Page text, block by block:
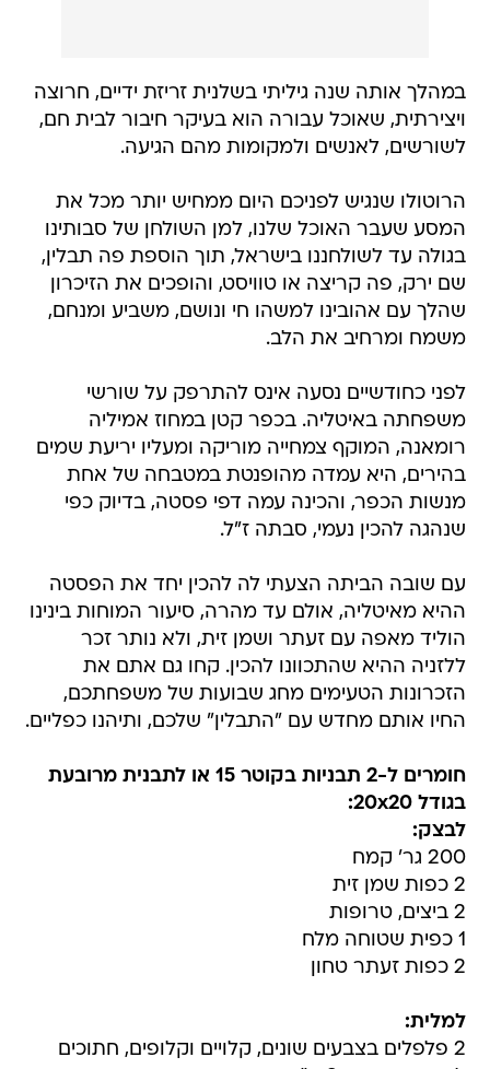
במהלך אותה שנה גיליתי בשלנית זריזת ידיים, חרוצה
ויצירתית, שאוכל עבורה הוא בעיקר חיבור לבית חם,
לשורשים, לאנשים ולמקומות מהם הגיעה.
הרוטולו שנגיש לפניכם היום ממחיש יותר מכל את
המסע שעבר האוכל שלנו, למן השולחן של סבותינו
בגולה עד לשולחננו בישראל, תוך הוספת פה תבלין,
שם ירק, פה קריצה או טוויסט, והופכים את הזיכרון
שהלך עם אהובינו למשהו חי ונושם, משביע ומנחם,
משמח ומרחיב את הלב.
לפני כחודשיים נסעה אינס להתרפק על שורשי
משפחתה באיטליה. בכפר קטן במחוז אמיליה
רומאנה, המוקף צמחייה מוריקה ומעליו יריעת שמים
בהירים, היא עמדה מהופנטת במטבחה של אחת
מנשות הכפר, והכינה עמה דפי פסטה, בדיוק כפי
שנהגה להכין נעמי, סבתה ז"ל.
עם שובה הביתה הצעתי לה להכין יחד את הפסטה
ההיא מאיטליה, אולם עד מהרה, סיעור המוחות בינינו
הוליד מאפה עם זעתר ושמן זית, ולא נותר זכר
ללזניה ההיא שהתכוונו להכין. קחו גם אתם את
הזכרונות הטעימים מחג שבועות של משפחתכם,
החיו אותם מחדש עם "התבלין" שלכם, ותיהנו כפליים.
חומרים ל-2 תבניות בקוטר 15 או לתבנית מרובעת
בגודל 20x20:
לבצק:
200 גר' קמח
2 כפות שמן זית
2 ביצים, טרופות
1 כפית שטוחה מלח
2 כפות זעתר טחון
למלית:
2 פלפלים בצבעים שונים, קלויים וקלופים, חתוכים